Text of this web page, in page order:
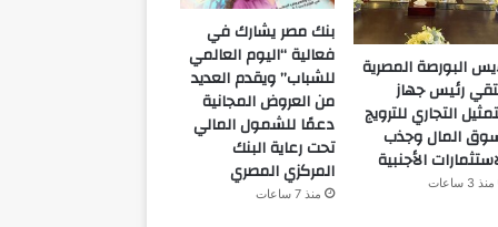
البورصة المصرية
رئيس جهاز
التجاري للترويج
المال وجذب
الأجنبية
منذ 3 ساعات
بنك مصر يشارك في
فعالية “اليوم العالمي
للشباب” ويقدم العديد
من العروض المجانية
دعمًا للشمول المالي
تحت رعاية البنك
المركزي المصري
منذ 7 ساعات